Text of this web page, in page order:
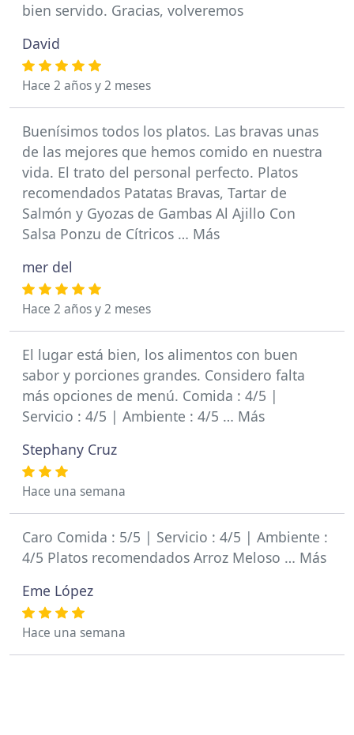
bien servido. Gracias, volveremos
David
Hace 2 años y 2 meses
Buenísimos todos los platos. Las bravas unas
de las mejores que hemos comido en nuestra
vida. El trato del personal perfecto. Platos
recomendados Patatas Bravas, Tartar de
Salmón y Gyozas de Gambas Al Ajillo Con
Salsa Ponzu de Cítricos … Más
mer del
Hace 2 años y 2 meses
El lugar está bien, los alimentos con buen
sabor y porciones grandes. Considero falta
más opciones de menú. Comida : 4/5 |
Servicio : 4/5 | Ambiente : 4/5 … Más
Stephany Cruz
Hace una semana
Caro Comida : 5/5 | Servicio : 4/5 | Ambiente :
4/5 Platos recomendados Arroz Meloso … Más
Eme López
Hace una semana